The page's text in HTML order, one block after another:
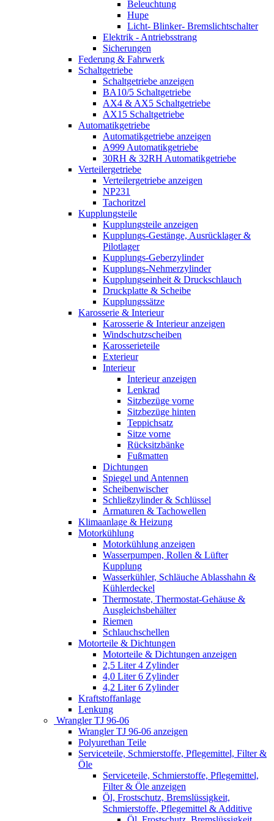
Beleuchtung
Hupe
Licht- Blinker- Bremslichtschalter
Elektrik - Antriebsstrang
Sicherungen
Federung & Fahrwerk
Schaltgetriebe
Schaltgetriebe anzeigen
BA10/5 Schaltgetriebe
AX4 & AX5 Schaltgetriebe
AX15 Schaltgetriebe
Automatikgetriebe
Automatikgetriebe anzeigen
A999 Automatikgetriebe
30RH & 32RH Automatikgetriebe
Verteilergetriebe
Verteilergetriebe anzeigen
NP231
Tachoritzel
Kupplungsteile
Kupplungsteile anzeigen
Kupplungs-Gestänge, Ausrücklager &
Pilotlager
Kupplungs-Geberzylinder
Kupplungs-Nehmerzylinder
Kupplungseinheit & Druckschlauch
Druckplatte & Scheibe
Kupplungssätze
Karosserie & Interieur
Karosserie & Interieur anzeigen
Windschutzscheiben
Karosserieteile
Exterieur
Interieur
Interieur anzeigen
Lenkrad
Sitzbezüge vorne
Sitzbezüge hinten
Teppichsatz
Sitze vorne
Rücksitzbänke
Fußmatten
Dichtungen
Spiegel und Antennen
Scheibenwischer
Schließzylinder & Schlüssel
Armaturen & Tachowellen
Klimaanlage & Heizung
Motorkühlung
Motorkühlung anzeigen
Wasserpumpen, Rollen & Lüfter
Kupplung
Wasserkühler, Schläuche Ablasshahn &
Kühlerdeckel
Thermostate, Thermostat-Gehäuse &
Ausgleichsbehälter
Riemen
Schlauchschellen
Motorteile & Dichtungen
Motorteile & Dichtungen anzeigen
2,5 Liter 4 Zylinder
4,0 Liter 6 Zylinder
4,2 Liter 6 Zylinder
Kraftstoffanlage
Lenkung
Wrangler TJ 96-06
Wrangler TJ 96-06 anzeigen
Polyurethan Teile
Serviceteile, Schmierstoffe, Pflegemittel, Filter &
Öle
Serviceteile, Schmierstoffe, Pflegemittel,
Filter & Öle anzeigen
Öl, Frostschutz, Bremslüssigkeit,
Schmierstoffe, Pflegemittel & Additive